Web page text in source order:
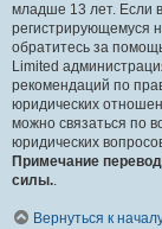
младше 13 лет. Если
регистрирующемуся
обратитесь за
Limited
рекомендаций по
юридических
можно связаться по
юридических
Примечание
силы..
Вернуться к